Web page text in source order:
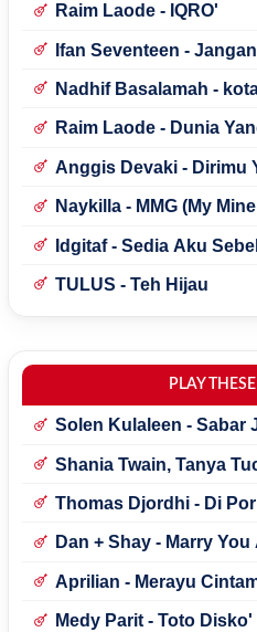
Raim Laode - IQRO'
Ifan Seventeen -
Nadhif Basalamah -
Raim Laode - Dunia
Anggis Devaki - Dirimu
Naykilla - MMG (My
Idgitaf - Sedia Aku
TULUS - Teh Hijau
PLAY
Solen Kulaleen - Sabar
Shania Twain, Tanya
Thomas Djordhi - Di
Dan + Shay - Marry You
Aprilian - Merayu
Medy Parit - Toto